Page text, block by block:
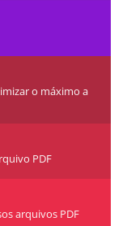
o máximo a
PDF
arquivos PDF